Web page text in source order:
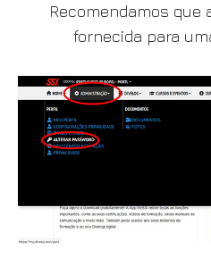
Recomendamos que
fornecida para